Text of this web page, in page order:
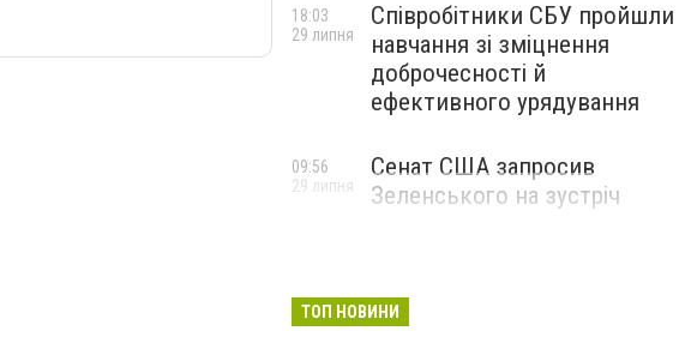
Співробітники СБУ пройшли
навчання зі зміцнення
доброчесності й
ефективного урядування
18:03
29 липня
Сенат США запросив
Зеленського на зустріч
09:56
29 липня
ТОП НОВИНИ